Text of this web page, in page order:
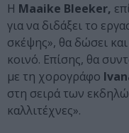
Η Maaike Bleeker,
για να διδάξει το
σκέψης», θα δώσει
κοινό. Επίσης, θα
με τη χορογράφο
στη σειρά των
καλλιτέχνες».